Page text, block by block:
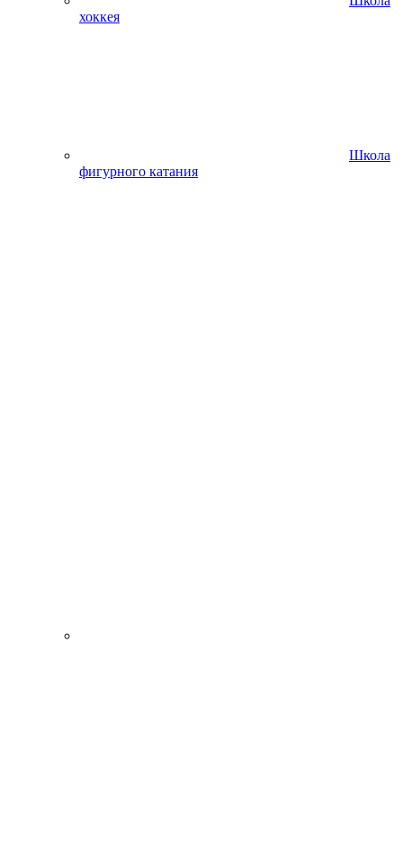
хоккея
Школа
фигурного катания